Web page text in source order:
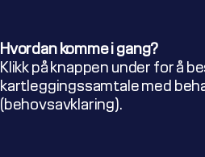
Hvordan komme i gang?
Klikk på knappen under for å
kartleggingssamtale med
(behovsavklaring).